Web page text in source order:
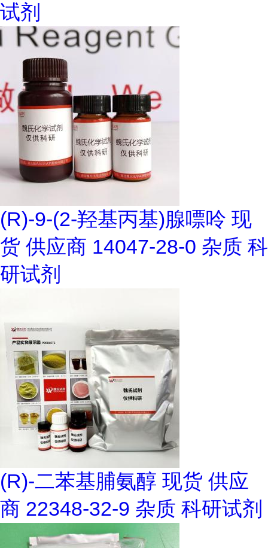
试剂
(R)-9-(2-羟基丙基)腺嘌呤 现
货 供应商 14047-28-0 杂质 科
研试剂
(R)-二苯基脯氨醇 现货 供应
商 22348-32-9 杂质 科研试剂